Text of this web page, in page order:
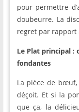
pour permettre
doubeurre. La
regret par rapport
Le Plat principal
fondantes
La pièce de
déçoit. Et si la
que ça, la